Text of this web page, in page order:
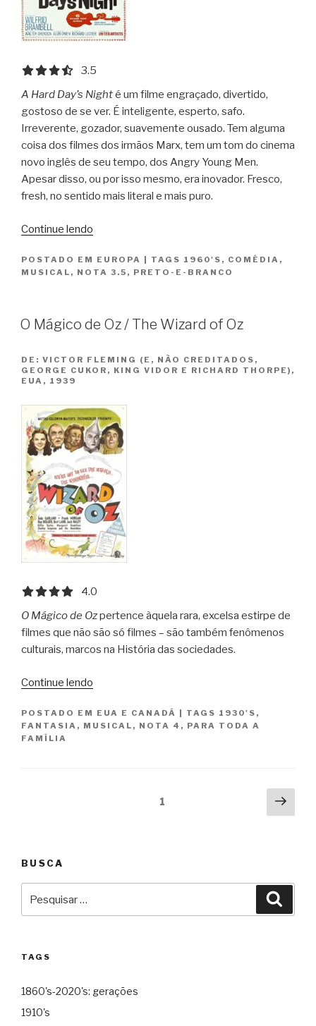
3.5 out of 5.0 stars
3.5
A Hard Day’s Nighté um filme engraçado, divertido,
gostoso de se ver. É inteligente, esperto, safo.
Irreverente, gozador, suavemente ousado. Tem alguma
coisa dos filmes dos irmãos Marx, tem um tom do cinema
novo inglês de seu tempo, dos Angry Young Men.
Apesar disso, ou por isso mesmo, era inovador. Fresco,
fresh, no sentido mais literal e mais puro.
Continue lendo
do
Ié-
/
Hard
POSTADO EM EUROPA TAGS 1960'S , COMÉDIA ,
MUSICAL , NOTA 3.5 , PRETO-E-BRANCO
O Mágico de Oz / The Wizard of Oz
DE: VICTOR FLEMING (E, NÃO CREDITADOS,
GEORGE CUKOR, KING VIDOR E RICHARD THORPE),
EUA, 1939
4.0 out of 5.0 stars
4.0
O Mágico de Ozpertence àquela rara, excelsa estirpe de
filmes que não são só filmes – são também fenômenos
culturais, marcos na História das sociedades.
Continue lendo
de
Oz
POSTADO EM EUA E CANADÁ TAGS 1930'S ,
FANTASIA , MUSICAL , NOTA 4 , PARA TODA A
FAMÍLIA
1
BUSCA
por:
TAGS
1860's-2020's: gerações
1910's